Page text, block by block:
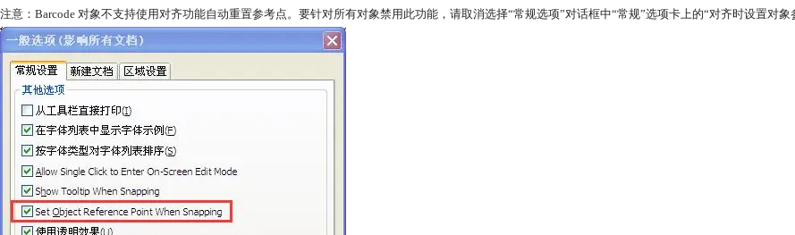
注意：Barcode 对象不支持使用对齐功能自动重置参考点。要针对所有对象禁用此功能，请取消选择“常规选项”对话框中“常规”选项卡上的“对齐时设置对象